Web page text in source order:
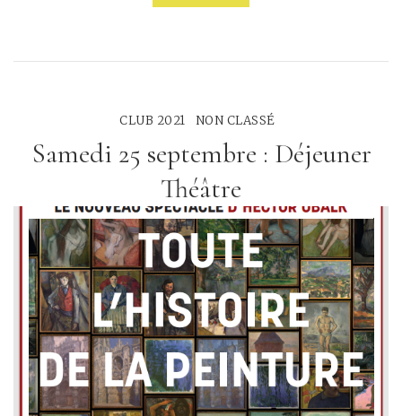
CLUB 2021 NON CLASSÉ
Samedi 25 septembre : Déjeuner
Théâtre